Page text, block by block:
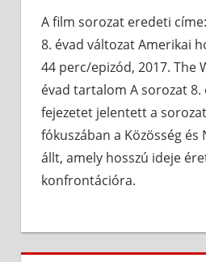
A film sorozat eredeti
8. évad változat Amerikai
44 perc/epizód, 2017. The
évad tartalom A sorozat 8.
fejezetet jelentett a
fókuszában a Közösség
állt, amely hosszú ideje
konfrontációra.